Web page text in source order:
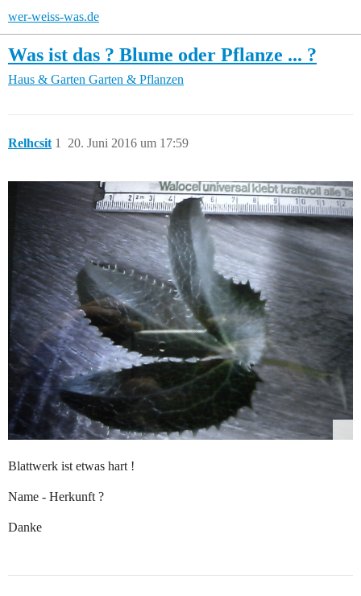
wer-weiss-was.de
Was ist das ? Blume oder Pflanze ... ?
Haus & Garten Garten & Pflanzen
Relhcsit 20. Juni 2016 um 17:59
1
Blattwerk ist etwas hart !
Name - Herkunft ?
Danke